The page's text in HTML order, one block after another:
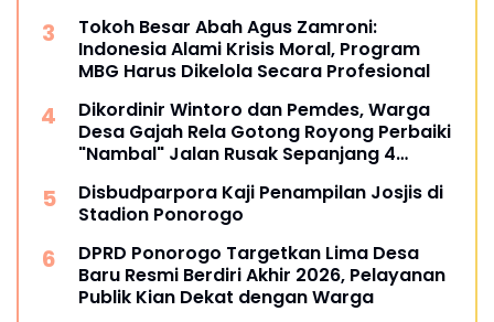
Tokoh Besar Abah Agus Zamroni:
Indonesia Alami Krisis Moral, Program
MBG Harus Dikelola Secara Profesional
Dikordinir Wintoro dan Pemdes, Warga
Desa Gajah Rela Gotong Royong Perbaiki
"Nambal" Jalan Rusak Sepanjang 4
Disbudparpora Kaji Penampilan Josjis di
Stadion Ponorogo
DPRD Ponorogo Targetkan Lima Desa
Baru Resmi Berdiri Akhir 2026, Pelayanan
Publik Kian Dekat dengan Warga